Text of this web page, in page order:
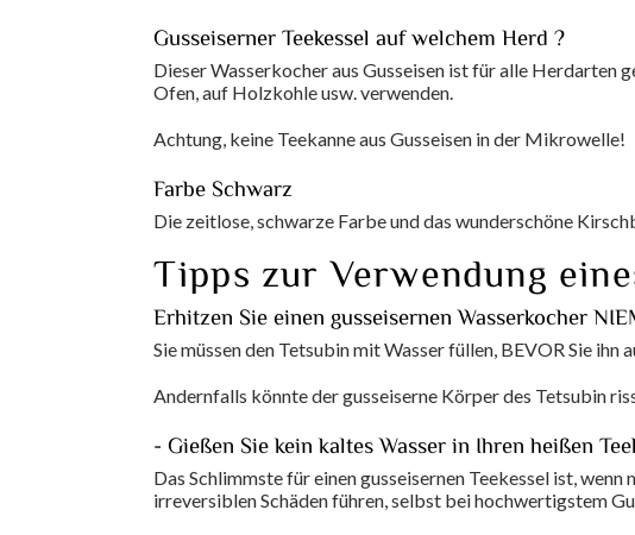
Gusseiserner Teekessel auf welchem Herd ?
Dieser Wasserkocher aus Gusseisen ist für alle Herdarten
Ofen, auf Holzkohle usw. verwenden.
Achtung, keine Teekanne aus Gusseisen in der Mikrowelle!
Farbe Schwarz
Die zeitlose, schwarze Farbe und das wunderschöne
Tipps zur Verwendung
Erhitzen Sie einen gusseisernen Wasserkocher
Sie müssen den Tetsubin mit Wasser füllen, BEVOR Sie ihn
Andernfalls könnte der gusseiserne Körper des Tetsubin
- Gießen Sie kein kaltes Wasser in Ihren heißen
Das Schlimmste für einen gusseisernen Teekessel ist,
irreversiblen Schäden führen, selbst bei hochwertigstem